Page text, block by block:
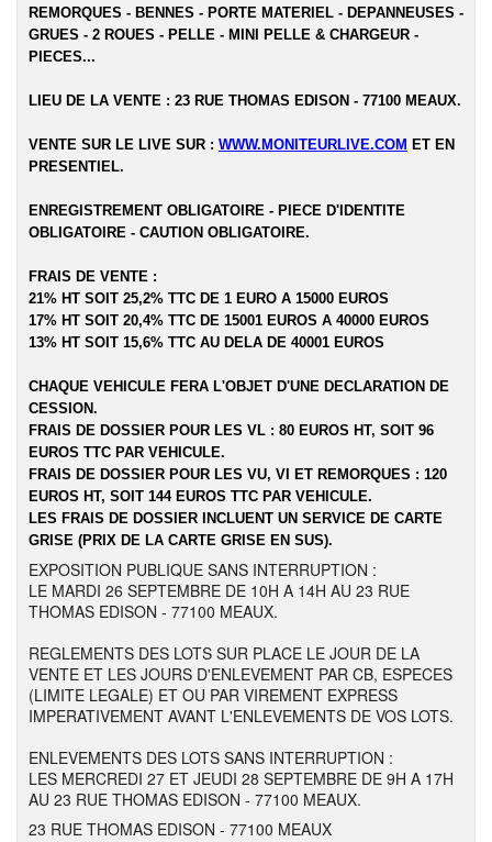
REMORQUES - BENNES - PORTE MATERIEL - DEPANNEUSES -
GRUES - 2 ROUES - PELLE - MINI PELLE & CHARGEUR -
PIECES...
LIEU DE LA VENTE : 23 RUE THOMAS EDISON - 77100 MEAUX.
VENTE SUR LE LIVE SUR : WWW.MONITEURLIVE.COM ET EN
PRESENTIEL.
ENREGISTREMENT OBLIGATOIRE - PIECE D'IDENTITE
OBLIGATOIRE - CAUTION OBLIGATOIRE.
FRAIS DE VENTE :
21% HT SOIT 25,2% TTC DE 1 EURO A 15000 EUROS
17% HT SOIT 20,4% TTC DE 15001 EUROS A 40000 EUROS
13% HT SOIT 15,6% TTC AU DELA DE 40001 EUROS
CHAQUE VEHICULE FERA L'OBJET D'UNE DECLARATION DE
CESSION.
FRAIS DE DOSSIER POUR LES VL : 80 EUROS HT, SOIT 96
EUROS TTC PAR VEHICULE.
FRAIS DE DOSSIER POUR LES VU, VI ET REMORQUES : 120
EUROS HT, SOIT 144 EUROS TTC PAR VEHICULE.
LES FRAIS DE DOSSIER INCLUENT UN SERVICE DE CARTE
GRISE (PRIX DE LA CARTE GRISE EN SUS).
EXPOSITION PUBLIQUE SANS INTERRUPTION :
LE MARDI 26 SEPTEMBRE DE 10H A 14H AU 23 RUE
THOMAS EDISON - 77100 MEAUX.
REGLEMENTS DES LOTS SUR PLACE LE JOUR DE LA
VENTE ET LES JOURS D'ENLEVEMENT PAR CB, ESPECES
(LIMITE LEGALE) ET OU PAR VIREMENT EXPRESS
IMPERATIVEMENT AVANT L'ENLEVEMENTS DE VOS LOTS.
ENLEVEMENTS DES LOTS SANS INTERRUPTION :
LES MERCREDI 27 ET JEUDI 28 SEPTEMBRE DE 9H A 17H
AU 23 RUE THOMAS EDISON - 77100 MEAUX.
23 RUE THOMAS EDISON - 77100 MEAUX